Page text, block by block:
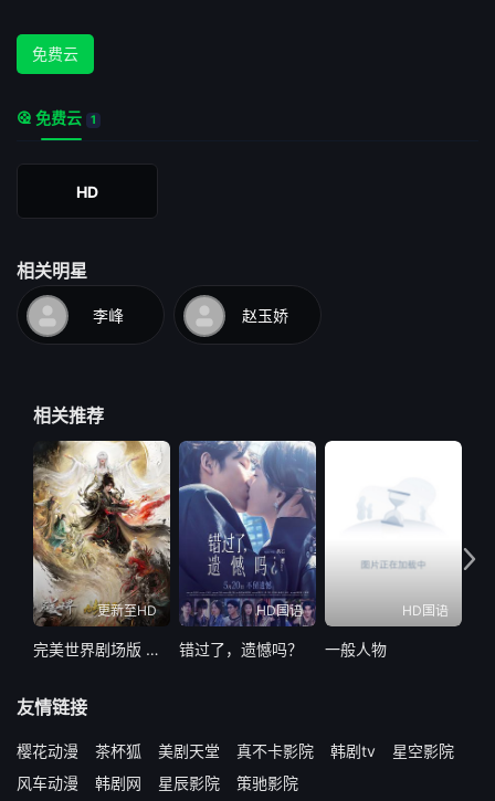
免费云
免费云 1
HD
相关明星
李峰 赵玉娇
相关推荐
更新至HD
完美世界剧场版 九劫焚天
HD国语
错过了，遗憾吗？
HD国语
一般人物
友情链接
樱花动漫 茶杯狐 美剧天堂 真不卡影院 韩剧tv
星空影院
风车动漫
韩剧网 星辰影院 策驰影院